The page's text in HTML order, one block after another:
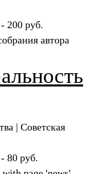
200 руб.
автора
| Советская
80 руб.